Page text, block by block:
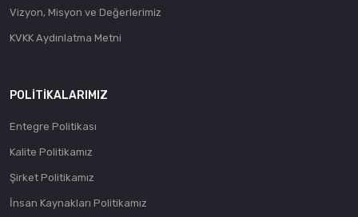
Vizyon, Misyon ve Değerlerimiz
KVKK Aydınlatma Metni
POLITIKALARIMIZ
Entegre Politikası
Kalite Politikamız
Şirket Politikamız
İnsan Kaynakları Politikamız